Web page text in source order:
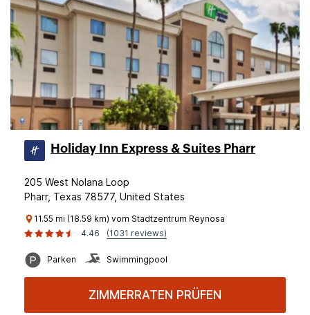
Holiday Inn Express & Suites Pharr
205 West Nolana Loop
Pharr, Texas 78577, United States
11.55 mi (18.59 km) vom Stadtzentrum Reynosa
4.46
(1031 reviews)
Parken Swimmingpool
ZIMMERRATEN PRÜFEN